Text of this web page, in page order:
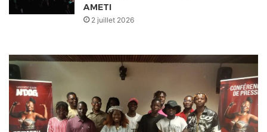
AMETI
2 juillet 2026